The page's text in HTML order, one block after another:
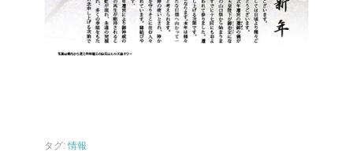
タグ:情報